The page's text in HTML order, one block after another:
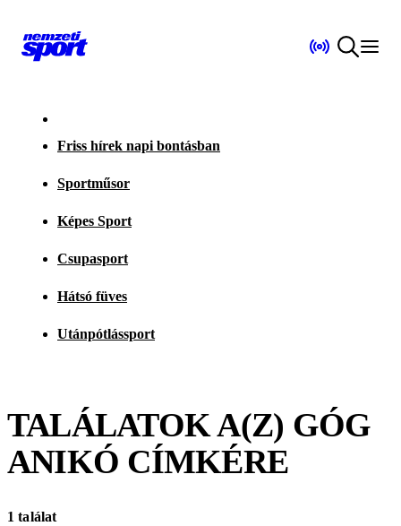
Friss hírek napi bontásban
Sportműsor
Képes Sport
Csupasport
Hátsó füves
Utánpótlássport
TALÁLATOK A(Z) GÓG
ANIKÓ CÍMKÉRE
1 találat